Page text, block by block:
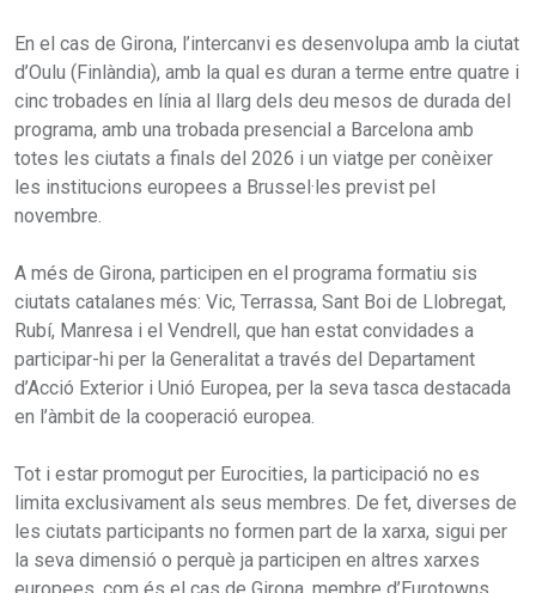
En el cas de Girona, l’intercanvi es desenvolupa amb la ciutat
d’Oulu (Finlàndia), amb la qual es duran a terme entre quatre i
cinc trobades en línia al llarg dels deu mesos de durada del
programa, amb una trobada presencial a Barcelona amb
totes les ciutats a finals del 2026 i un viatge per conèixer
les institucions europees a Brussel·les previst pel
novembre.
A més de Girona, participen en el programa formatiu sis
ciutats catalanes més: Vic, Terrassa, Sant Boi de Llobregat,
Rubí, Manresa i el Vendrell, que han estat convidades a
participar-hi per la Generalitat a través del Departament
d’Acció Exterior i Unió Europea, per la seva tasca destacada
en l’àmbit de la cooperació europea.
Tot i estar promogut per Eurocities, la participació no es
limita exclusivament als seus membres. De fet, diverses de
les ciutats participants no formen part de la xarxa, sigui per
la seva dimensió o perquè ja participen en altres xarxes